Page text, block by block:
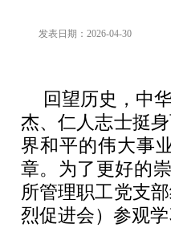
发表日期： 2026-04-30
回望历史，中
杰、仁人志士挺
界和平的伟大事
章。为了更好的
所管理职工党支
烈促进会）参观